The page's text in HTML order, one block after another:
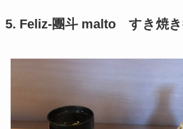
5. Feliz-團斗 malto すき焼